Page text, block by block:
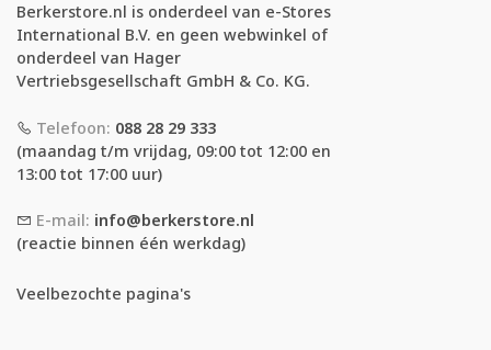
Berkerstore.nl is onderdeel van e-Stores
International B.V. en geen webwinkel of
onderdeel van Hager
Vertriebsgesellschaft GmbH & Co. KG.
Telefoon: 088 28 29 333
(maandag t/m vrijdag, 09:00 tot 12:00 en
13:00 tot 17:00 uur)
E-mail: info@berkerstore.nl
(reactie binnen één werkdag)
Veelbezochte pagina's